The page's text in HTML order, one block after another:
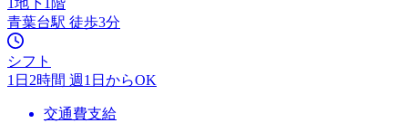
1地下1階
青葉台駅 徒歩3分
シフト
1日2時間 週1日からOK
交通費支給